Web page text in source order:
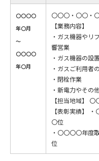
〇〇〇〇
年〇月
～
〇〇〇〇
年〇月
〇〇〇・〇〇・
【業務内容】
・ガス機器や
響営業
・ガス機器の設
・ガスご利用者
・閉栓作業
・新電力やその
【担当地域】
【表彰実績】
〇位
・〇〇〇〇年度
位